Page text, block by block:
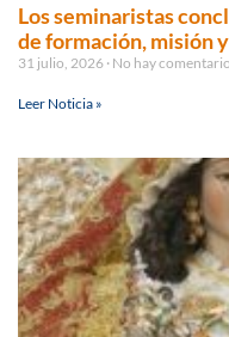
Los seminaristas
de formación, misión
31 julio, 2026 No hay
Leer Noticia »